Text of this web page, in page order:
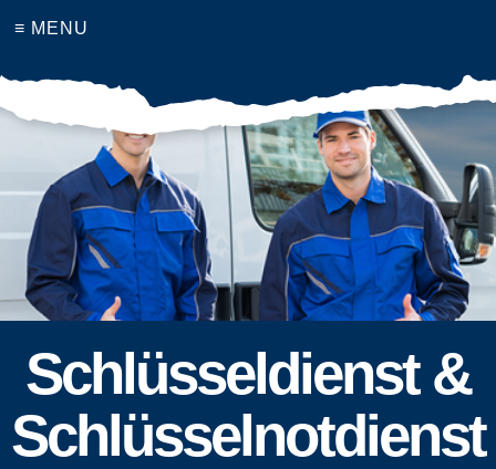
≡ MENU
Schlüsseldienst &
Schlüsselnotdienst